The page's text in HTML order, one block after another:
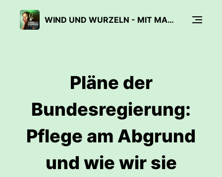
WIND UND WURZELN - MIT MARINA WEISBAND
Pläne der
Bundesregierung:
Pflege am Abgrund
und wie wir sie